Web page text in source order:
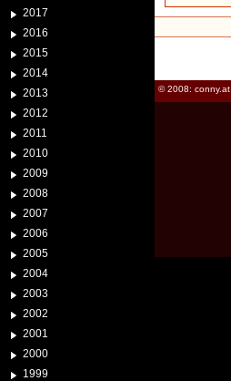
2017
2016
2015
2014
2013
2012
2011
2010
2009
2008
2007
2006
2005
2004
2003
2002
2001
2000
1999
© 2008: conny.at